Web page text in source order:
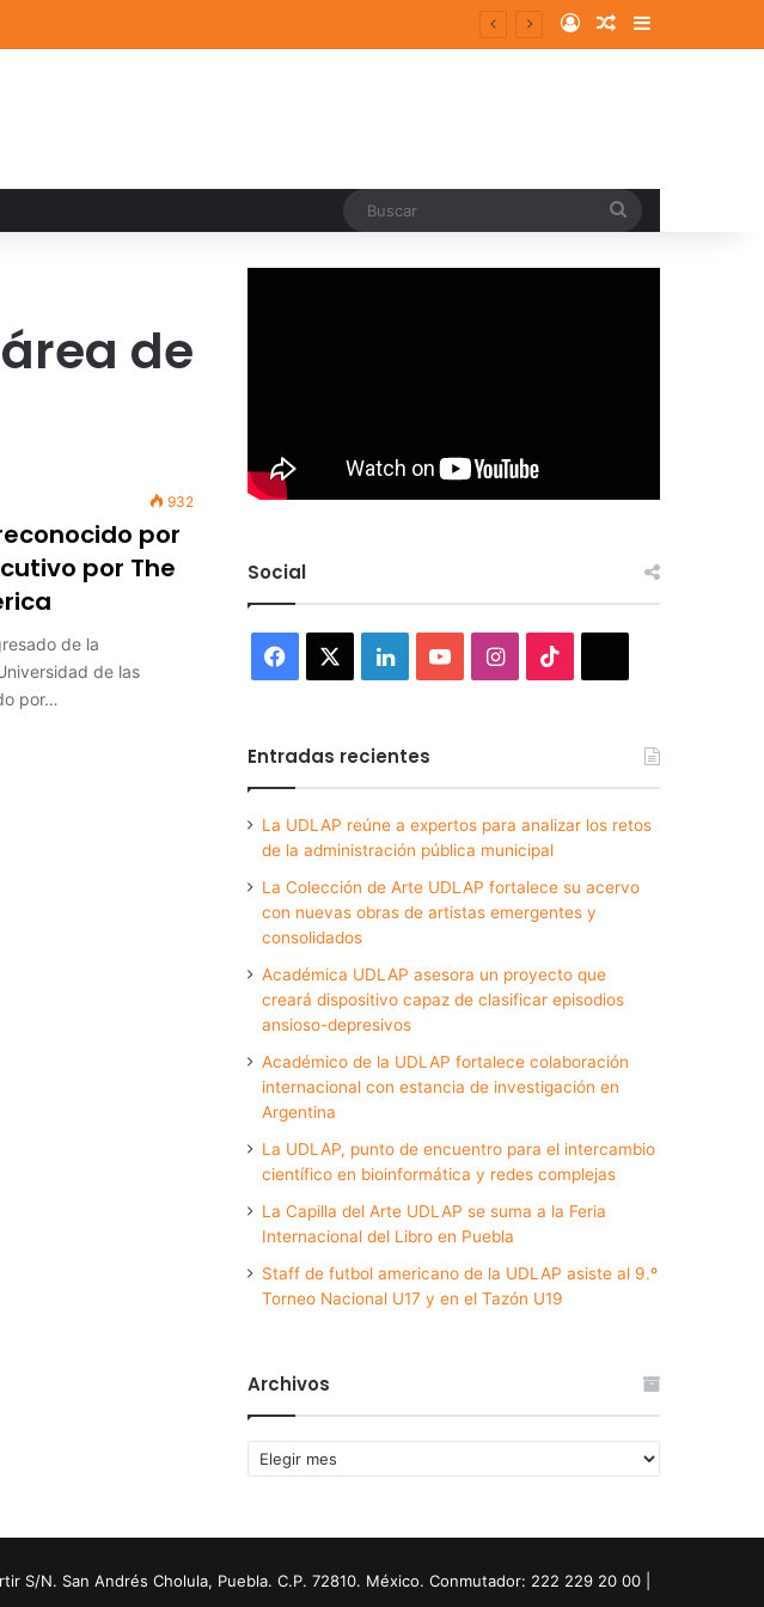
obras de artistas emergentes y consolidados Log InRandom Article
Sidebar
de
932
por
por The
de la
de las
por…
Social
Facebook LinkedInYouTubeInstagram
Entradas recientes
La UDLAP reúne a expertos para analizar los retos
de la administración pública municipal
La Colección de Arte UDLAP fortalece su acervo
con nuevas obras de artistas emergentes y
consolidados
Académica UDLAP asesora un proyecto que
creará dispositivo capaz de clasificar episodios
ansioso-depresivos
Académico de la UDLAP fortalece colaboración
internacional con estancia de investigación en
Argentina
La UDLAP, punto de encuentro para el intercambio
científico en bioinformática y redes complejas
La Capilla del Arte UDLAP se suma a la Feria
Internacional del Libro en Puebla
Staff de futbol americano de la UDLAP asiste al 9.º
Torneo Nacional U17 y en el Tazón U19
Archivos
Archivos
S/N. San Andrés Cholula, Puebla. C.P. 72810. México. Conmutador: 222 229 20 00 |